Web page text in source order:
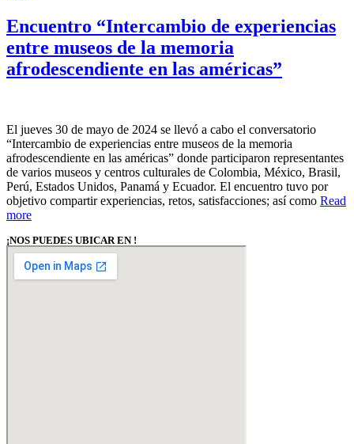
Encuentro “Intercambio de experiencias
entre museos de la memoria
afrodescendiente en las américas”
El jueves 30 de mayo de 2024 se llevó a cabo el conversatorio
“Intercambio de experiencias entre museos de la memoria
afrodescendiente en las américas” donde participaron representantes
de varios museos y centros culturales de Colombia, México, Brasil,
Perú, Estados Unidos, Panamá y Ecuador. El encuentro tuvo por
objetivo compartir experiencias, retos, satisfacciones; así como Read
more
¡NOS PUEDES UBICAR EN !